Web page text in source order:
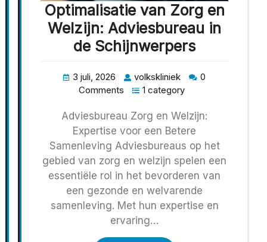
Optimalisatie van Zorg en
Welzijn: Adviesbureau in
de Schijnwerpers
3 juli, 2026 volkskliniek
0
Comments
1 category
Adviesbureau Zorg en Welzijn:
Expertise voor een Betere
Samenleving Adviesbureaus op het
gebied van zorg en welzijn spelen een
essentiële rol in het bevorderen van
een gezonde en welvarende
samenleving. Met hun expertise en
ervaring…